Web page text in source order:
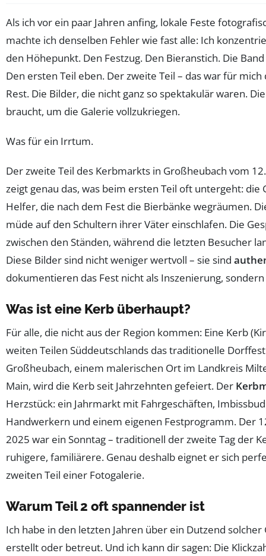
Als ich vor ein paar Jahren anfing, lokale Feste
machte ich denselben Fehler wie fast alle: Ich
den Höhepunkt. Den Festzug. Den Bieranstich. Die
Den ersten Teil eben. Der zweite Teil – das war für
Rest. Die Bilder, die nicht ganz so spektakulär waren.
braucht, um die Galerie vollzukriegen.
Was für ein Irrtum.
Der zweite Teil des Kerbmarkts in Großheubach vom
zeigt genau das, was beim ersten Teil oft untergeht: die
Helfer, die nach dem Fest die Bierbänke wegräumen.
müde auf den Schultern ihrer Väter einschlafen. Die
zwischen den Ständen, während die letzten Besucher
Diese Bilder sind nicht weniger wertvoll – sie sind
dokumentieren das Fest nicht als Inszenierung, sondern
Was ist eine Kerb überhaupt?
Für alle, die nicht aus der Region kommen: Eine Kerb
weiten Teilen Süddeutschlands das traditionelle
Großheubach, einem malerischen Ort im Landkreis
Main, wird die Kerb seit Jahrzehnten gefeiert. Der
Herzstück: ein Jahrmarkt mit Fahrgeschäften,
Handwerkern und einem eigenen Festprogramm. Der
2025 war ein Sonntag – traditionell der zweite Tag der
ruhigere, familiärere. Genau deshalb eignet er sich
zweiten Teil einer Fotogalerie.
Warum Teil 2 oft spannender ist
Ich habe in den letzten Jahren über ein Dutzend solcher
erstellt oder betreut. Und ich kann dir sagen: Die